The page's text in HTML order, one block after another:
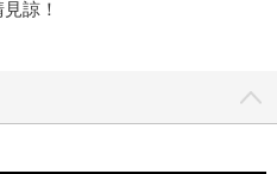
諒！